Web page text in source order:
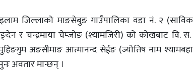
जिल्लाको माङसेबुङ गाउँपालिका वडा नं. २
र चन्द्रमाया चेम्जोङ (श्यामजिरी) को कोखबाट वि.
अङसीमाङ आत्मानन्द सेईङ (ज्योतिष नाम
अवतार मान्छन् ।